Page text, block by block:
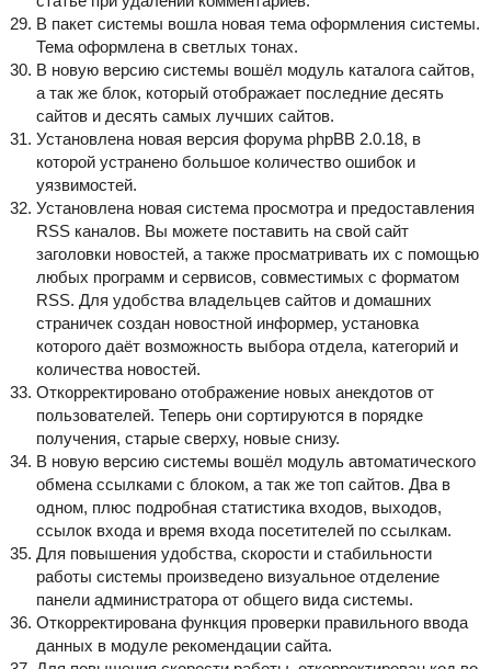
В пакет системы вошла новая тема оформления системы.
Тема оформлена в светлых тонах.
В новую версию системы вошёл модуль каталога сайтов,
а так же блок, который отображает последние десять
сайтов и десять самых лучших сайтов.
Установлена новая версия форума phpBB 2.0.18, в
которой устранено большое количество ошибок и
уязвимостей.
Установлена новая система просмотра и предоставления
RSS каналов. Вы можете поставить на свой сайт
заголовки новостей, а также просматривать их с помощью
любых программ и сервисов, совместимых с форматом
RSS. Для удобства владельцев сайтов и домашних
страничек создан новостной информер, установка
которого даёт возможность выбора отдела, категорий и
количества новостей.
Откорректировано отображение новых анекдотов от
пользователей. Теперь они сортируются в порядке
получения, старые сверху, новые снизу.
В новую версию системы вошёл модуль автоматического
обмена ссылками с блоком, а так же топ сайтов. Два в
одном, плюс подробная статистика входов, выходов,
ссылок входа и время входа посетителей по ссылкам.
Для повышения удобства, скорости и стабильности
работы системы произведено визуальное отделение
панели администратора от общего вида системы.
Откорректирована функция проверки правильного ввода
данных в модуле рекомендации сайта.